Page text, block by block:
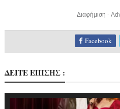
Διαφήμιση -
Facebook
ΔΕΙΤΕ ΕΠΙΣΗΣ :